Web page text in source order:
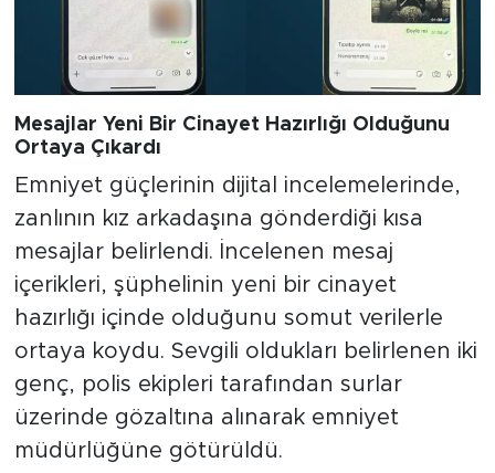
Mesajlar Yeni Bir Cinayet Hazırlığı Olduğunu
Ortaya Çıkardı
Emniyet güçlerinin dijital incelemelerinde,
zanlının kız arkadaşına gönderdiği kısa
mesajlar belirlendi. İncelenen mesaj
içerikleri, şüphelinin yeni bir cinayet
hazırlığı içinde olduğunu somut verilerle
ortaya koydu. Sevgili oldukları belirlenen iki
genç, polis ekipleri tarafından surlar
üzerinde gözaltına alınarak emniyet
müdürlüğüne götürüldü.